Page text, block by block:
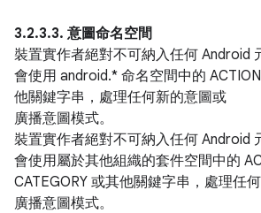
3.2.3.3. 意圖命名空間
裝置實作者絕對不可納入任何 Android
會使用 android.* 命名空間中的
他關鍵字串，處理任何新的意圖或
廣播意圖模式。
裝置實作者絕對不可納入任何 Android
會使用屬於其他組織的套件空間中的
CATEGORY 或其他關鍵字串，處理任
廣播意圖模式。